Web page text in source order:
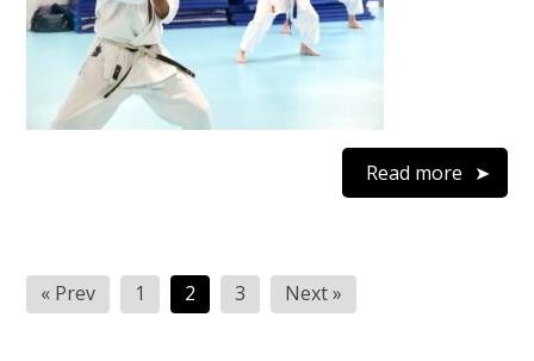
Read more
Posts
pagination
« Prev 1 2 3 Next »